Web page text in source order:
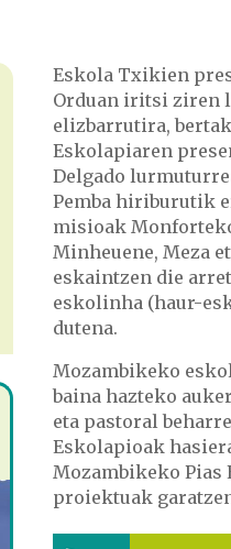
Eskola Txikien
Orduan iritsi ziren
elizbarrutira,
Eskolapiaren
Delgado
Pemba hiriburutik
misioak
Minheuene, Meza
eskaintzen die
eskolinha (haur-
dutena.
Mozambikeko
baina hazteko
eta pastoral
Eskolapioak
Mozambikeko Pias
proiektuak